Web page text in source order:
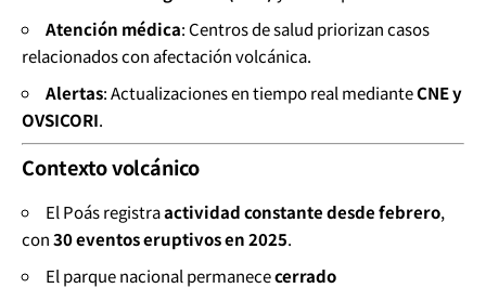
Atención médica: Centros de salud priorizan casos
relacionados con afectación volcánica.
Alertas: Actualizaciones en tiempo real medianteCNE y
OVSICORI.
Contexto volcánico
El Poás registraactividad constante desde febrero,
con30 eventos eruptivos en 2025.
El parque nacional permanececerrado